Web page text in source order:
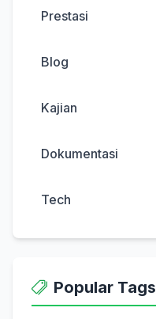
Prestasi
Blog
Kajian
Dokumentasi
Tech
Popular Tags